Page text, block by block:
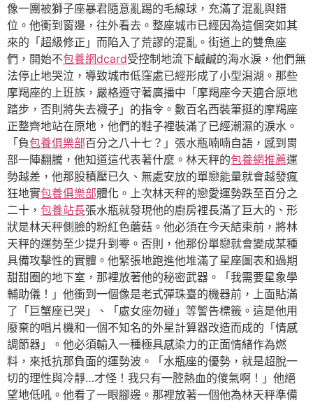
像一團被獅子座暴君隨意亂踢的毛線球，充滿了混亂與錯
位。他衝到窗邊，往外看去。整座城市已經因為這個突如其
來的「超級修正」而陷入了荒謬的混亂。街道上的雙魚座
們，開始不包養網dcard受控制地流下鹹鹹的海水淚，他們無
法停止地哭泣，導致城市低窪處已經形成了小型潟湖。那些
摩羯座的上班族，嚴格遵守著廣播中「摩羯座今天適合原地
踏步，否則將失去襪子」的指令。數百名西裝筆挺的摩羯座
正整齊地站在原地，他們的鞋子裡裝滿了已經潮濕的淚水。
「負包養俱樂部百分之八十七？」張水瓶喃喃自語，感到胃
部一陣翻騰，他知道這代表著什麼。林天秤的包養網推薦運
勢越差，他那股積壓已久、無處安放的單戀能量就會越發瘋
狂地實包養俱樂部體化。上次林天秤的戀愛運勢跌至百分之
二十， 包養站長張水瓶就發現他的廚房裡長滿了巨大的、形
狀是林天秤側臉的粉紅色蘑菇。他必須在今天結束前，將林
天秤的運勢至少提升到零。否則，他那份單戀就會變成某種
具備攻擊性的實體。他緊張地跑進他堆滿了星座圖表和過期
甜甜圈的地下室，那裡放著他的秘密武器。「我需要星象學
輔助儀！」他衝到一個像是老式彈珠臺的機器前，上面貼滿
了「巨蟹座已哭」、「處女座勿碰」等警告標籤。這是他用
廢棄的唱片機和一個不知名的外星計算器改造而成的「情感
調節器」。他必須輸入一種極具感染力的正面情緒作為燃
料，來抵抗那負面的運勢波。「水瓶座的優勢，就是超脫一
切的理性與冷靜…才怪！我只有一腔熱血的傻氣啊！」他絕
望地低吼。他看了一眼腳邊。那裡放著一個他為林天秤準備